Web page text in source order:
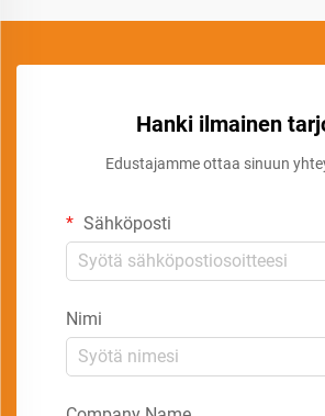
Hanki ilmainen
Edustajamme ottaa sinuun
Sähköposti
Nimi